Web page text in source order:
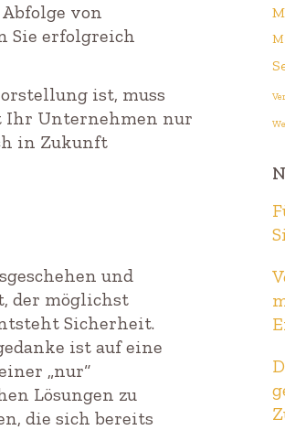
von
Sie erfolgreich
ist, muss
Ihr Unternehmen nur
in Zukunft
und
der möglichst
Sicherheit.
ist auf eine
„nur“
Lösungen zu
die sich bereits